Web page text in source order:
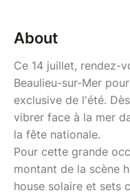
About
Ce 14 juillet, rendez-
Beaulieu-sur-Mer
exclusive de l'été.
vibrer face à la mer
la fête nationale.
Pour cette grande
montant de la scène
house solaire et sets